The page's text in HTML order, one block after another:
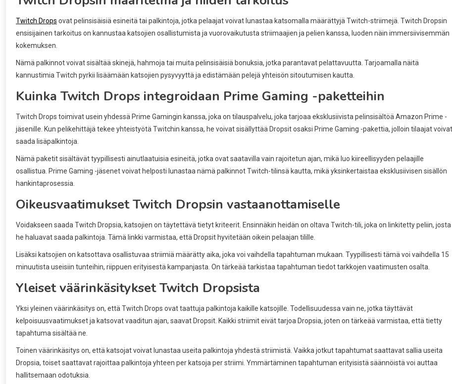
Twitch Drops ovat pelinsisäisiä esineitä tai palkintoja, jotka pelaajat voivat lunastaa katsomalla määrättyjä Twitch-striimejä. Twitch Dropsin
ensisijainen tarkoitus on kannustaa katsojien osallistumista ja vuorovaikutusta striimaajien ja pelien kanssa, luoden näin immersiivisemmän
kokemuksen.
Nämä palkinnot voivat sisältää skinejä, hahmoja tai muita pelinsisäisiä bonuksia, jotka parantavat pelattavuutta. Tarjoamalla näitä
kannustimia Twitch pyrkii lisäämään katsojien pysyvyyttä ja edistämään pelejä yhteisön sitoutumisen kautta.
Kuinka Twitch Drops integroidaan Prime Gaming -paketteihin
Twitch Drops toimivat usein yhdessä Prime Gamingin kanssa, joka on tilauspalvelu, joka tarjoaa eksklusiivista pelinsisältöä Amazon Prime -
jäsenille. Kun pelikehittäjä tekee yhteistyötä Twitchin kanssa, he voivat sisällyttää Dropsit osaksi Prime Gaming -pakettia, jolloin tilaajat voivat
saada lisäpalkintoja.
Nämä paketit sisältävät tyypillisesti ainutlaatuisia esineitä, jotka ovat saatavilla vain rajoitetun ajan, mikä luo kiireellisyyden pelaajille
osallistua. Prime Gaming -jäsenet voivat helposti lunastaa nämä palkinnot Twitch-tilinsä kautta, mikä yksinkertaistaa eksklusiivisen sisällön
hankintaprosessia.
Oikeusvaatimukset Twitch Dropsin vastaanottamiselle
Voidakseen saada Twitch Dropsia, katsojien on täytettävä tietyt kriteerit. Ensinnäkin heidän on oltava Twitch-tili, joka on linkitetty peliin, josta
he haluavat saada palkintoja. Tämä linkki varmistaa, että Dropsit hyvitetään oikein pelaajan tilille.
Lisäksi katsojien on katsottava osallistuvaa striimiä määrätty aika, joka voi vaihdella tapahtuman mukaan. Tyypillisesti tämä voi vaihdella 15
minuutista useisiin tunteihin, riippuen erityisestä kampanjasta. On tärkeää tarkistaa tapahtuman tiedot tarkkojen vaatimusten osalta.
Yleiset väärinkäsitykset Twitch Dropsista
Yksi yleinen väärinkäsitys on, että Twitch Drops ovat taattuja palkintoja kaikille katsojille. Todellisuudessa vain ne, jotka täyttävät
kelpoisuusvaatimukset ja katsovat vaaditun ajan, saavat Dropsit. Kaikki striimit eivät tarjoa Dropsia, joten on tärkeää varmistaa, että tietty
tapahtuma sisältää ne.
Toinen väärinkäsitys on, että katsojat voivat lunastaa useita palkintoja yhdestä striimistä. Vaikka jotkut tapahtumat saattavat sallia useita
Dropsia, toiset saattavat rajoittaa palkintoja yhteen per katsoja per striimi. Ymmärtäminen tapahtuman erityisistä säännöistä voi auttaa
hallitsemaan odotuksia.